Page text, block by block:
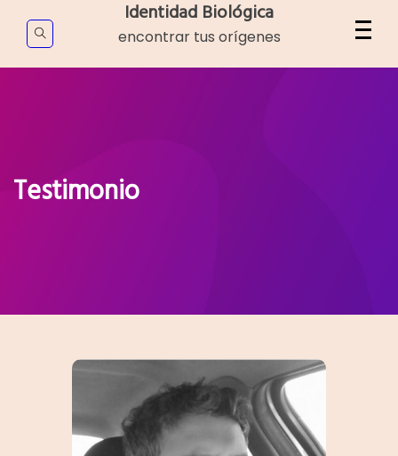
content
Identidad Biológica
encontrar tus orígenes
Testimonio